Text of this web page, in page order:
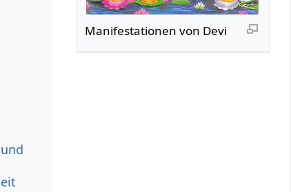
Manifestationen von Devi